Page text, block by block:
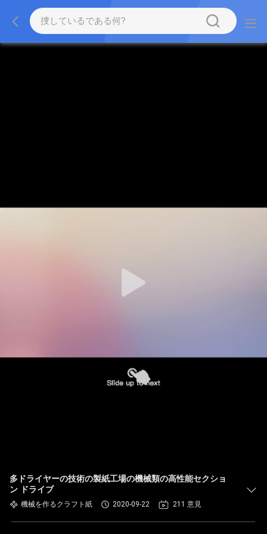
多ドライヤーの技術の製紙工場の機械類の高性能セクショ
ン ドライブ
機械を作るクラフト紙 2020-09-22 211 意見